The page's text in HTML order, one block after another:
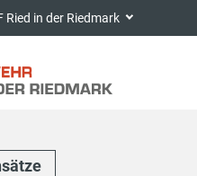
Ried in der Riedmark